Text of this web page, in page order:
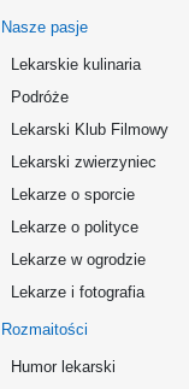
Nasze pasje
Lekarskie kulinaria
Podróże
Lekarski Klub Filmowy
Lekarski zwierzyniec
Lekarze o sporcie
Lekarze o polityce
Lekarze w ogrodzie
Lekarze i fotografia
Rozmaitości
Humor lekarski